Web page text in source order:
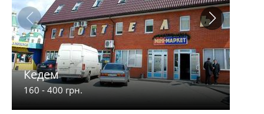
Кедем
160 - 400 грн.